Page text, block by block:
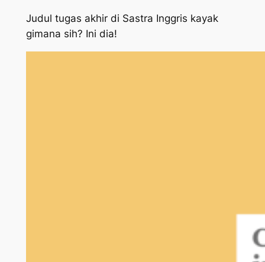
Judul tugas akhir di Sastra Inggris kayak
gimana sih? Ini dia!